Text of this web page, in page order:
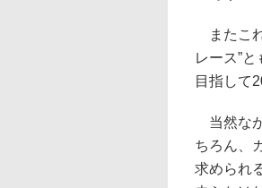
またこ
レース”
目指して
当然な
ちろん、
求められ